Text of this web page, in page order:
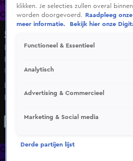
HomeUitzending Gemist
OranjezomerLivestreamsShop
538 Koningsdag
LUNA doet Dat Is Het Leven live
Do 30 apr, 15:16
Koningsdag 2026
Overzicht
klikken. Je selecties zullen overal
worden doorgevoerd.
Raadpleeg
meer informatie.
Bekijk hier onze
Functioneel & Essentieel
Analytisch
Advertising & Commercieel
Marketing & Social media
Derde partijen lijst